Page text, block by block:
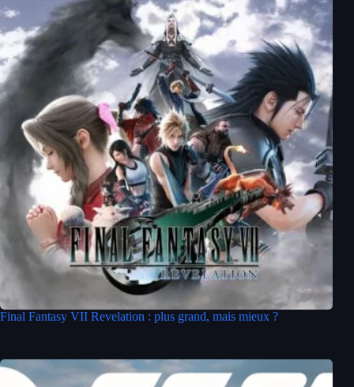
Final Fantasy VII Revelation : plus grand, mais mieux ?